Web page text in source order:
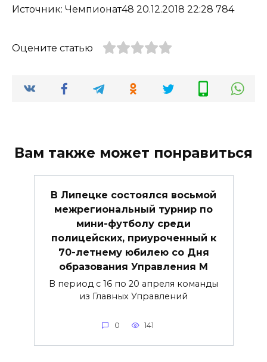
Источник: Чемпионат48 20.12.2018 22:28 784
Оцените статью
Вам также может понравиться
В Липецке состоялся восьмой
межрегиональный турнир по
мини-футболу среди
полицейских, приуроченный к
70-летнему юбилею со Дня
образования Управления М
В период с 16 по 20 апреля команды
из Главных Управлений
0 141